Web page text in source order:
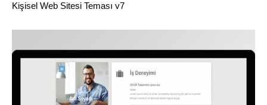
Kişisel Web Sitesi Teması v7